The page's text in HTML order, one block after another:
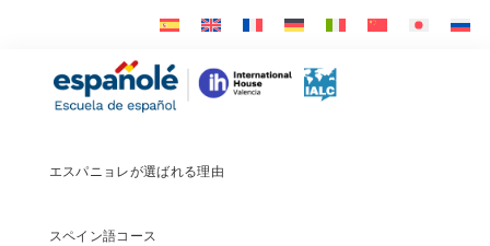
primary
エスパニョレが選ばれる理由
スペイン語コース